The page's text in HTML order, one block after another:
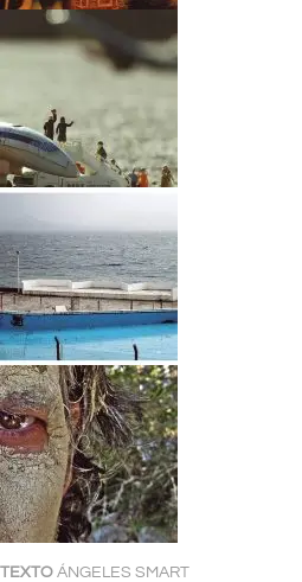
TEXTO ÁNGELES SMART